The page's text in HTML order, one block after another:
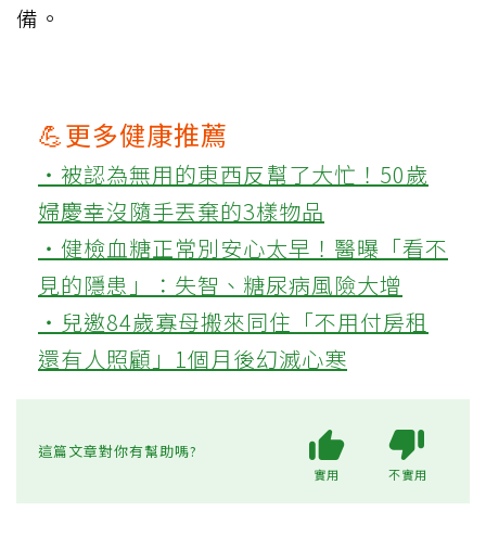
備。
💪更多健康推薦
‧被認為無用的東西反幫了大忙！50歲
婦慶幸沒隨手丟棄的3樣物品
‧健檢血糖正常別安心太早！醫曝「看不
見的隱患」：失智、糖尿病風險大增
‧兒邀84歲寡母搬來同住「不用付房租
還有人照顧」1個月後幻滅心寒
這篇文章對你有幫助嗎?
實用 不實用